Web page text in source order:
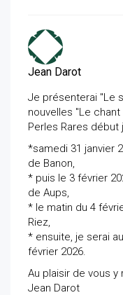
Jean Darot
Je présenterai "Le
nouvelles "Le
Perles Rares début
*samedi 31 janvier
de Banon,
* puis le 3 février
de Aups,
* le matin du 4
Riez,
* ensuite, je serai
février 2026.
Au plaisir de vous y
Jean Darot